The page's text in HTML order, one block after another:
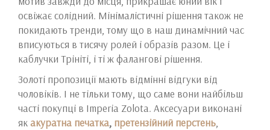
освіжає солідний. Мінімалістичні рішення також не
покидають тренди, тому що в наш динамічний час
вписуються в тисячу ролей і образів разом. Це і
каблучки Трініті, і ті ж фалангові рішення.
Золоті пропозиції мають відмінні відгуки від
чоловіків. І не тільки тому, що саме вони найбільш
часті покупці в Imperia Zolota. Аксесуари виконані
якакуратна печатка, претензійний перстень,